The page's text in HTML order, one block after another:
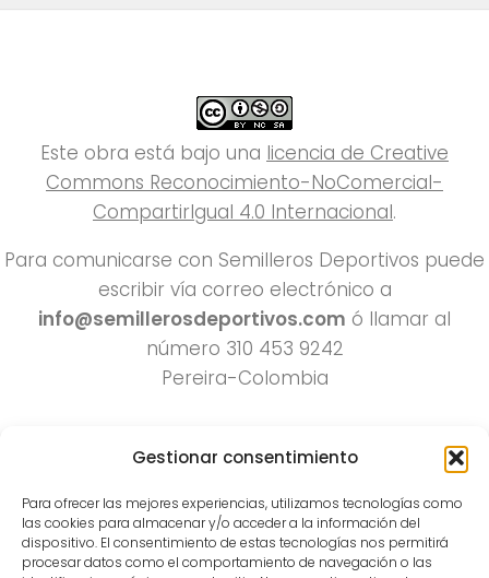
Gestionar consentimiento
Para ofrecer las mejores experiencias, utilizamos tecnologías como
las cookies para almacenar y/o acceder a la información del
dispositivo. El consentimiento de estas tecnologías nos permitirá
procesar datos como el comportamiento de navegación o las
Este obra está bajo una licencia de Creative
Commons Reconocimiento-NoComercial-
CompartirIgual 4.0 Internacional.
Para comunicarse con Semilleros Deportivos puede
escribir vía correo electrónico a
info@semillerosdeportivos.com ó llamar al
número 310 453 9242
Pereira-Colombia